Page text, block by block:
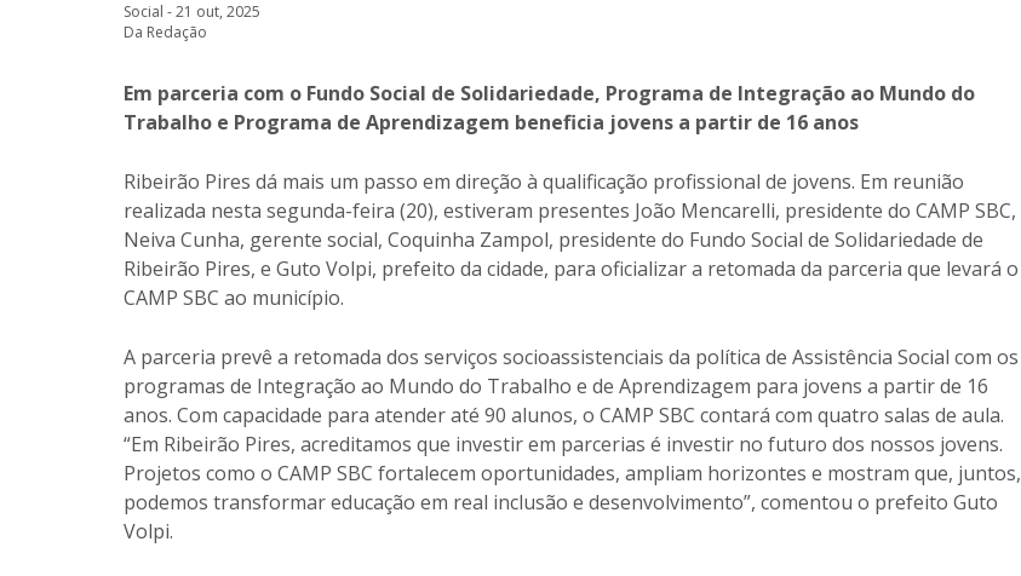
Social - 21 out, 2025
Da Redação
Em parceria com o Fundo Social de Solidariedade, Programa de Integração ao Mundo do
Trabalho e Programa de Aprendizagem beneficia jovens a partir de 16 anos
Ribeirão Pires dá mais um passo em direção à qualificação profissional de jovens. Em reunião
realizada nesta segunda-feira (20), estiveram presentes João Mencarelli, presidente do CAMP SBC,
Neiva Cunha, gerente social, Coquinha Zampol, presidente do Fundo Social de Solidariedade de
Ribeirão Pires, e Guto Volpi, prefeito da cidade, para oficializar a retomada da parceria que levará o
CAMP SBC ao município.
A parceria prevê a retomada dos serviços socioassistenciais da política de Assistência Social com os
programas de Integração ao Mundo do Trabalho e de Aprendizagem para jovens a partir de 16
anos. Com capacidade para atender até 90 alunos, o CAMP SBC contará com quatro salas de aula.
“Em Ribeirão Pires, acreditamos que investir em parcerias é investir no futuro dos nossos jovens.
Projetos como o CAMP SBC fortalecem oportunidades, ampliam horizontes e mostram que, juntos,
podemos transformar educação em real inclusão e desenvolvimento”, comentou o prefeito Guto
Volpi.